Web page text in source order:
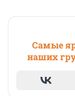
Самые
наших